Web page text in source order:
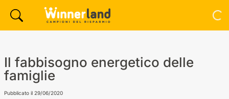
Il fabbisogno energetico delle
famiglie
Pubblicato il 29/06/2020